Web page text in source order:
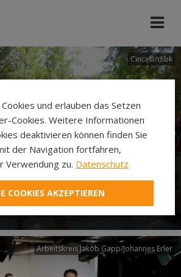
Cincelli/dibk
Via
Arbeitskreis Jakob Gapp/Johannes Erler
und erlauben das Setzen
Cookies. Weitere Informationen
deaktivieren können finden Sie
der Navigation fortfahren,
Verwendung zu. Datenschutz
COOKIES AKZEPTIEREN